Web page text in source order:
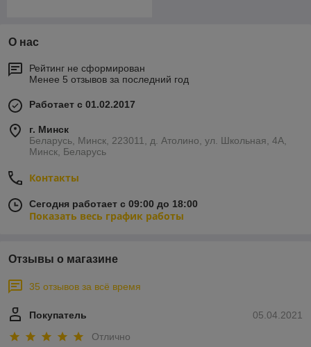
О нас
Рейтинг не сформирован
Менее 5 отзывов за последний год
Работает с 01.02.2017
г. Минск
Беларусь, Минск, 223011, д. Атолино, ул. Школьная, 4А,
Минск, Беларусь
Контакты
Сегодня работает с 09:00 до 18:00
Показать весь график работы
Отзывы о магазине
35 отзывов за всё время
05.04.2021
Покупатель
Отлично